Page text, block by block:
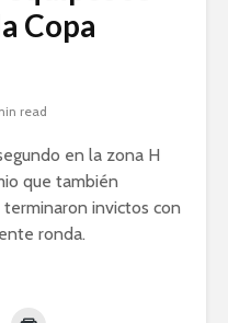
Copa
read
en la zona H
que también
invictos con
ronda.